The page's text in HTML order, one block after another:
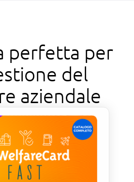
perfetta per
del
aziendale